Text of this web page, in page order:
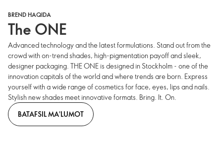
BREND HAQIDA
The ONE
Advanced technology and the latest formulations. Stand out from the
crowd with on-trend shades, high-pigmentation payoff and sleek,
designer packaging. THE ONE is designed in Stockholm - one of the
innovation capitals of the world and where trends are born. Express
yourself with a wide range of cosmetics for face, eyes, lips and nails.
Stylish new shades meet innovative formats. Bring. It. On.
BATAFSIL MA'LUMOT